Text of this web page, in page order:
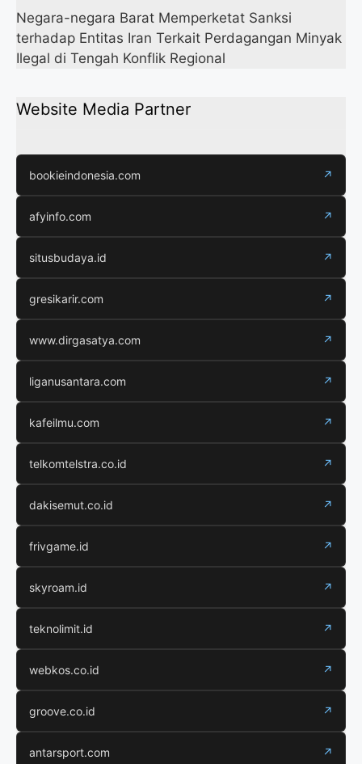
Negara-negara Barat Memperketat Sanksi
terhadap Entitas Iran Terkait Perdagangan Minyak
Ilegal di Tengah Konflik Regional
Website Media Partner
bookieindonesia.com ↗
afyinfo.com ↗
situsbudaya.id ↗
gresikarir.com ↗
www.dirgasatya.com ↗
liganusantara.com ↗
kafeilmu.com ↗
telkomtelstra.co.id ↗
dakisemut.co.id ↗
frivgame.id ↗
skyroam.id ↗
teknolimit.id ↗
webkos.co.id ↗
groove.co.id ↗
antarsport.com ↗